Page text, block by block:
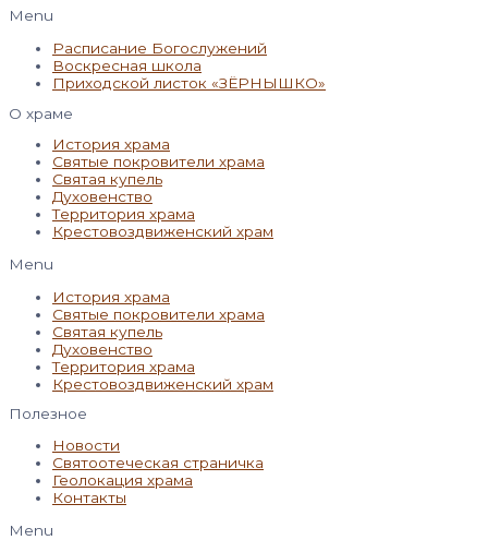
Menu
Расписание Богослужений
Воскресная школа
Приходской листок «ЗЁРНЫШКО»
О храме
История храма
Святые покровители храма
Святая купель
Духовенство
Территория храма
Крестовоздвиженский храм
Menu
История храма
Святые покровители храма
Святая купель
Духовенство
Территория храма
Крестовоздвиженский храм
Полезное
Новости
Святоотеческая страничка
Геолокация храма
Контакты
Menu